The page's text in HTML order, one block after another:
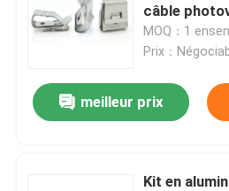
câble
picovolte
MOQ：1
Prix：
meilleur prix
Kit en